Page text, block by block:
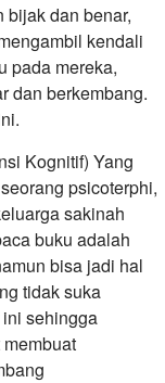
bijak dan benar,
kendali
pada mereka,
dan berkembang.
Kognitif) Yang
psicoterphi,
sakinah
buku adalah
bisa jadi hal
tidak suka
sehingga